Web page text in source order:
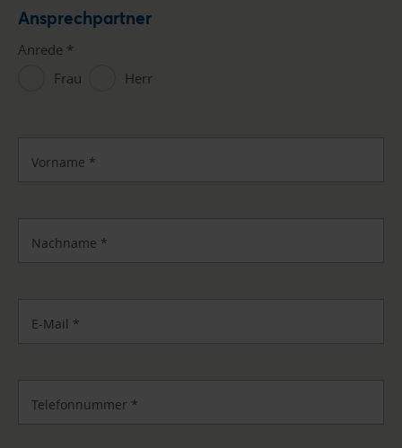
Ansprechpartner
Anrede *
Frau
Herr
Vorname *
Nachname *
E-Mail *
Telefonnummer *